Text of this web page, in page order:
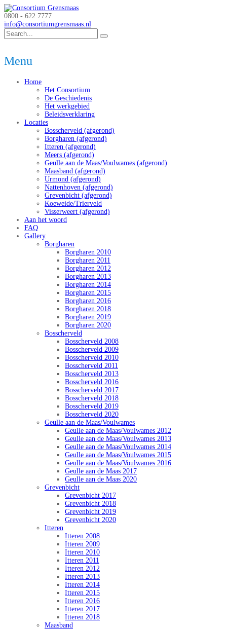
0800 - 622 7777
info@consortiumgrensmaas.nl
Menu
Home
Het Consortium
De Geschiedenis
Het werkgebied
Beleidsverklaring
Locaties
Bosscherveld (afgerond)
Borgharen (afgerond)
Itteren (afgerond)
Meers (afgerond)
Geulle aan de Maas/Voulwames (afgerond)
Maasband (afgerond)
Urmond (afgerond)
Nattenhoven (afgerond)
Grevenbicht (afgerond)
Koeweide/Trierveld
Visserweert (afgerond)
Aan het woord
FAQ
Gallery
Borgharen
Borgharen 2010
Borgharen 2011
Borgharen 2012
Borgharen 2013
Borgharen 2014
Borgharen 2015
Borgharen 2016
Borgharen 2018
Borgharen 2019
Borgharen 2020
Bosscherveld
Bosscherveld 2008
Bosscherveld 2009
Bosscherveld 2010
Bosscherveld 2011
Bosscherveld 2013
Bosscherveld 2016
Bosscherveld 2017
Bosscherveld 2018
Bosscherveld 2019
Bosscherveld 2020
Geulle aan de Maas/Voulwames
Geulle aan de Maas/Voulwames 2012
Geulle aan de Maas/Voulwames 2013
Geulle aan de Maas/Voulwames 2014
Geulle aan de Maas/Voulwames 2015
Geulle aan de Maas/Voulwames 2016
Geulle aan de Maas 2017
Geulle aan de Maas 2020
Grevenbicht
Grevenbicht 2017
Grevenbicht 2018
Grevenbicht 2019
Grevenbicht 2020
Itteren
Itteren 2008
Itteren 2009
Itteren 2010
Itteren 2011
Itteren 2012
Itteren 2013
Itteren 2014
Itteren 2015
Itteren 2016
Itteren 2017
Itteren 2018
Maasband